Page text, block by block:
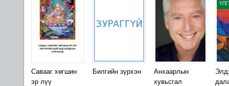
Савааг хөгшин
эр лүү
Билгийн зүрхэн
Анхаарлын
хувьсгал